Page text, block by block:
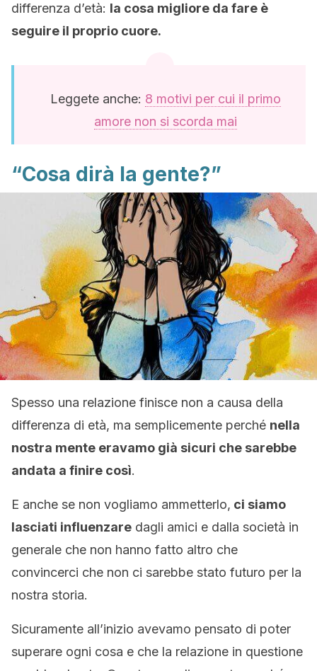
differenza d’età: la cosa migliore da fare è
seguire il proprio cuore.
Leggete anche: 8 motivi per cui il primo
amore non si scorda mai
“Cosa dirà la gente?”
Spesso una relazione finisce non a causa della
differenza di età, ma semplicemente perché nella
nostra mente eravamo già sicuri che sarebbe
andata a finire così.
E anche se non vogliamo ammetterlo, ci siamo
lasciati influenzare dagli amici e dalla società in
generale che non hanno fatto altro che
convincerci che non ci sarebbe stato futuro per la
nostra storia.
Sicuramente all’inizio avevamo pensato di poter
superare ogni cosa e che la relazione in questione